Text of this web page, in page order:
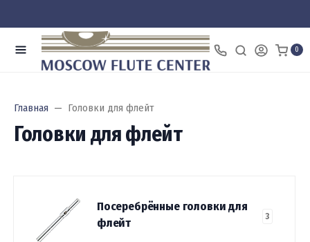
0
Главная Головки для флейт
Головки для флейт
Посеребрённые головки для
флейт
3